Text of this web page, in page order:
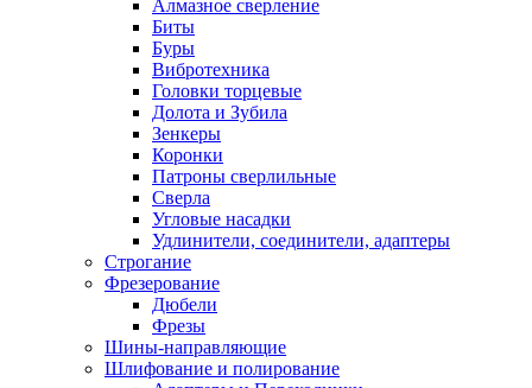
Алмазное сверление
Биты
Буры
Вибротехника
Головки торцевые
Долота и Зубила
Зенкеры
Коронки
Патроны сверлильные
Сверла
Угловые насадки
Удлинители, соединители, адаптеры
Строгание
Фрезерование
Дюбели
Фрезы
Шины-направляющие
Шлифование и полирование